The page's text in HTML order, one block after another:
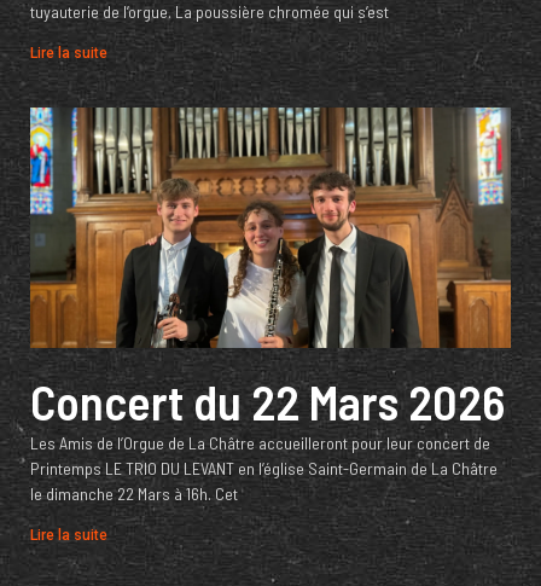
tuyauterie de l’orgue. La poussière chromée qui s’est
Lire la suite
Concert du 22 Mars 2026
Les Amis de l’Orgue de La Châtre accueilleront pour leur concert de
Printemps LE TRIO DU LEVANT en l’église Saint-Germain de La Châtre
le dimanche 22 Mars à 16h. Cet
Lire la suite